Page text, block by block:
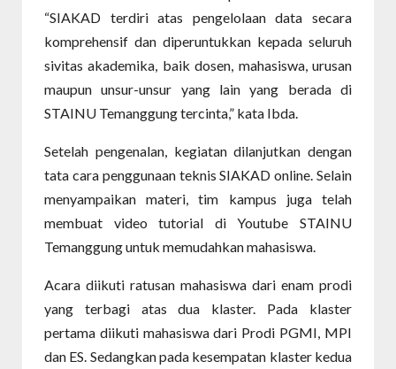
“SIAKAD terdiri atas pengelolaan data secara
komprehensif dan diperuntukkan kepada seluruh
sivitas akademika, baik dosen, mahasiswa, urusan
maupun unsur-unsur yang lain yang berada di
STAINU Temanggung tercinta,” kata Ibda.
Setelah pengenalan, kegiatan dilanjutkan dengan
tata cara penggunaan teknis SIAKAD online. Selain
menyampaikan materi, tim kampus juga telah
membuat video tutorial di Youtube STAINU
Temanggung untuk memudahkan mahasiswa.
Acara diikuti ratusan mahasiswa dari enam prodi
yang terbagi atas dua klaster. Pada klaster
pertama diikuti mahasiswa dari Prodi PGMI, MPI
dan ES. Sedangkan pada kesempatan klaster kedua